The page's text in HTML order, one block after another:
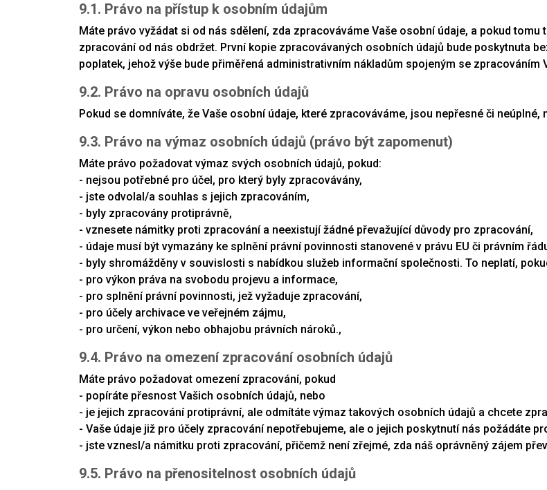
9.1. Právo na přístup k osobním údajům
Máte právo vyžádat si od nás sdělení, zda zpracováváme Vaše osobní údaje, a pokud
zpracování od nás obdržet. První kopie zpracovávaných osobních údajů bude poskytnuta
poplatek, jehož výše bude přiměřená administrativním nákladům spojeným se zpracováním
9.2. Právo na opravu osobních údajů
Pokud se domníváte, že Vaše osobní údaje, které zpracováváme, jsou nepřesné či
9.3. Právo na výmaz osobních údajů (právo být zapomenut)
Máte právo požadovat výmaz svých osobních údajů, pokud:
- nejsou potřebné pro účel, pro který byly zpracovávány,
- jste odvolal/a souhlas s jejich zpracováním,
- byly zpracovány protiprávně,
- vznesete námitky proti zpracování a neexistují žádné převažující důvody pro zpracování,
- údaje musí být vymazány ke splnění právní povinnosti stanovené v právu EU či právním
- byly shromážděny v souvislosti s nabídkou služeb informační společnosti. To neplatí,
- pro výkon práva na svobodu projevu a informace,
- pro splnění právní povinnosti, jež vyžaduje zpracování,
- pro účely archivace ve veřejném zájmu,
- pro určení, výkon nebo obhajobu právních nároků.,
9.4. Právo na omezení zpracování osobních údajů
Máte právo požadovat omezení zpracování, pokud
- popíráte přesnost Vašich osobních údajů, nebo
- je jejich zpracování protiprávní, ale odmítáte výmaz takových osobních údajů a chcete
- Vaše údaje již pro účely zpracování nepotřebujeme, ale o jejich poskytnutí nás požádáte
- jste vznesl/a námitku proti zpracování, přičemž není zřejmé, zda náš oprávněný zájem
9.5. Právo na přenositelnost osobních údajů